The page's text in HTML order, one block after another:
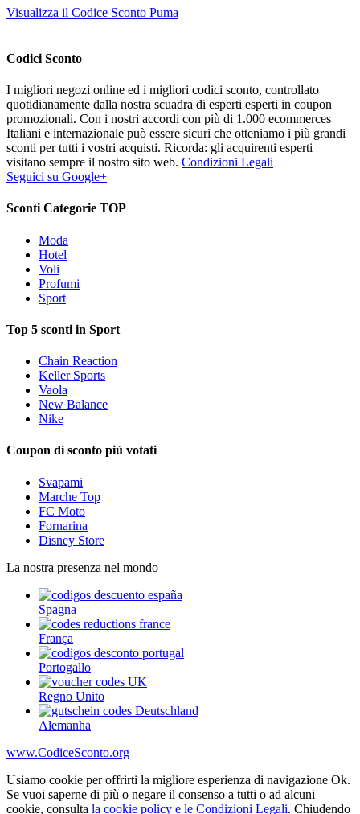
Visualizza il Codice Sconto Puma
Codici Sconto
I migliori negozi online ed i migliori codici sconto, controllato
quotidianamente dalla nostra scuadra di esperti esperti in coupon
promozionali. Con i nostri accordi con più di 1.000 ecommerces
Italiani e internazionale può essere sicuri che otteniamo i più grandi
sconti per tutti i vostri acquisti. Ricorda: gli acquirenti esperti
visitano sempre il nostro sito web. Condizioni Legali
Seguici su Google+
Sconti Categorie TOP
Moda
Hotel
Voli
Profumi
Sport
Top 5 sconti in Sport
Chain Reaction
Keller Sports
Vaola
New Balance
Nike
Coupon di sconto più votati
Svapami
Marche Top
FC Moto
Fornarina
Disney Store
La nostra presenza nel mondo
Spagna
França
Portogallo
Regno Unito
Alemanha
www.CodiceSconto.org
Usiamo cookie per offrirti la migliore esperienza di navigazione Ok.
Se vuoi saperne di più o negare il consenso a tutti o ad alcuni
cookie, consulta la cookie policy e le Condizioni Legali. Chiudendo